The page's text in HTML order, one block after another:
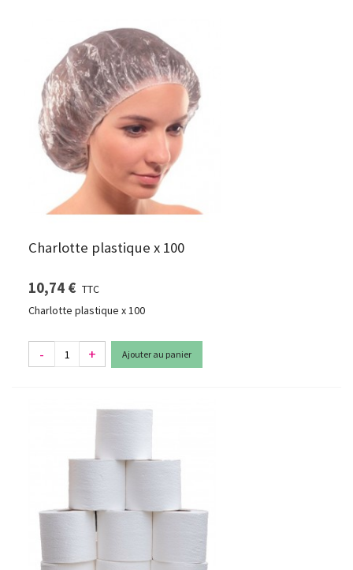
Charlotte plastique x 100
10,74 € TTC
Charlotte plastique x 100
- + Ajouter au panier